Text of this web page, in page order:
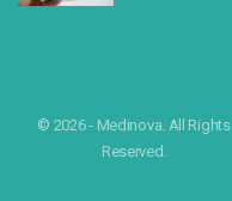
© 2026 - Medinova. All Rights
Reserved.